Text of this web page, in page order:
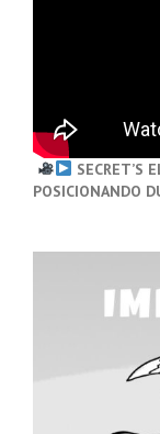
SECRET’S
POSICIONANDO